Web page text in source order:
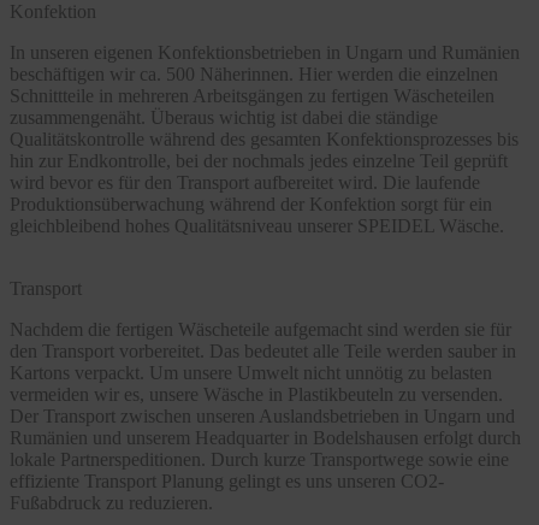
Konfektion
In unseren eigenen Konfektionsbetrieben in Ungarn und Rumänien
beschäftigen wir ca. 500 Näherinnen. Hier werden die einzelnen
Schnittteile in mehreren Arbeitsgängen zu fertigen Wäscheteilen
zusammengenäht. Überaus wichtig ist dabei die ständige
Qualitätskontrolle während des gesamten Konfektionsprozesses bis
hin zur Endkontrolle, bei der nochmals jedes einzelne Teil geprüft
wird bevor es für den Transport aufbereitet wird. Die laufende
Produktionsüberwachung während der Konfektion sorgt für ein
gleichbleibend hohes Qualitätsniveau unserer SPEIDEL Wäsche.
Transport
Nachdem die fertigen Wäscheteile aufgemacht sind werden sie für
den Transport vorbereitet. Das bedeutet alle Teile werden sauber in
Kartons verpackt. Um unsere Umwelt nicht unnötig zu belasten
vermeiden wir es, unsere Wäsche in Plastikbeuteln zu versenden.
Der Transport zwischen unseren Auslandsbetrieben in Ungarn und
Rumänien und unserem Headquarter in Bodelshausen erfolgt durch
lokale Partnerspeditionen. Durch kurze Transportwege sowie eine
effiziente Transport Planung gelingt es uns unseren CO2-
Fußabdruck zu reduzieren.